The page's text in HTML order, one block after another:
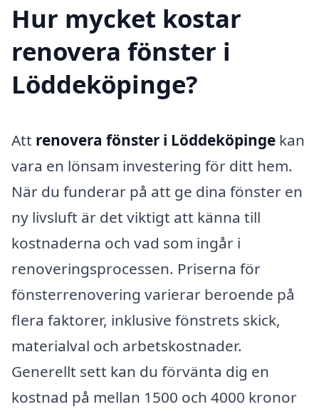
Hur mycket kostar
renovera fönster i
Löddeköpinge?
Att renovera fönster i Löddeköpinge kan
vara en lönsam investering för ditt hem.
När du funderar på att ge dina fönster en
ny livsluft är det viktigt att känna till
kostnaderna och vad som ingår i
renoveringsprocessen. Priserna för
fönsterrenovering varierar beroende på
flera faktorer, inklusive fönstrets skick,
materialval och arbetskostnader.
Generellt sett kan du förvänta dig en
kostnad på mellan 1500 och 4000 kronor